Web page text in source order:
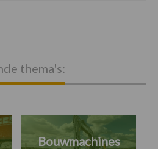
thema's:
Bouwmachines